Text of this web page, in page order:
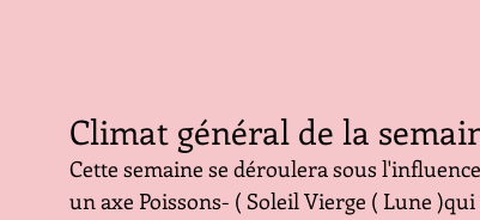
Climat général de la
Cette semaine se déroulera sous
un axe Poissons- ( Soleil Vierge ( Lune